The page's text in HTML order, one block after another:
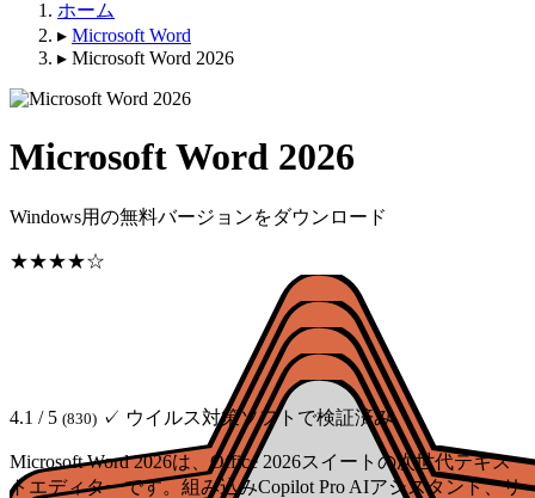
ホーム
▸ Microsoft Word
▸ Microsoft Word 2026
Microsoft Word 2026
Windows用の無料バージョンをダウンロード
★★★★☆
4.1 / 5 (830) ✓ ウイルス対策ソフトで検証済み
Microsoft Word 2026は、Office 2026スイートの次世代テキス
トエディターです。組み込みCopilot Pro AIアシスタント、リ